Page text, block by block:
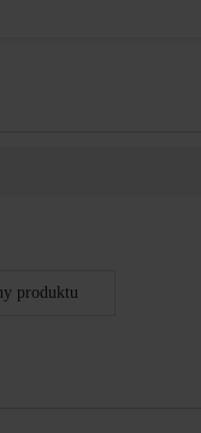
produktu